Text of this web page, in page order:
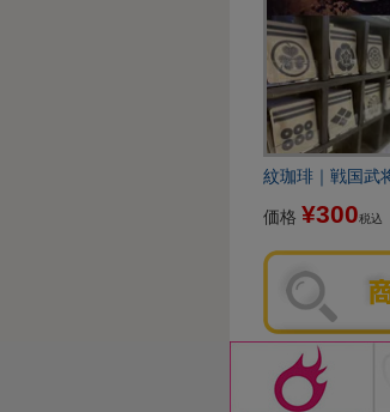
紋珈琲｜戦国武
価格 ¥300税込